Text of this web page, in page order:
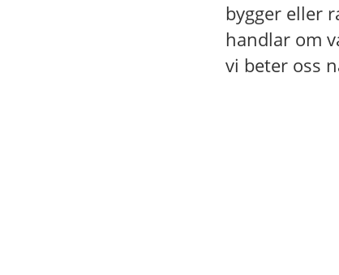
bygger eller
handlar om
vi beter oss